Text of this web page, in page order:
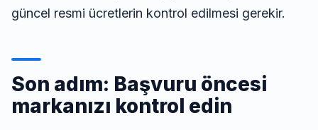
güncel resmi ücretlerin kontrol edilmesi gerekir.
Son adım: Başvuru öncesi
markanızı kontrol edin